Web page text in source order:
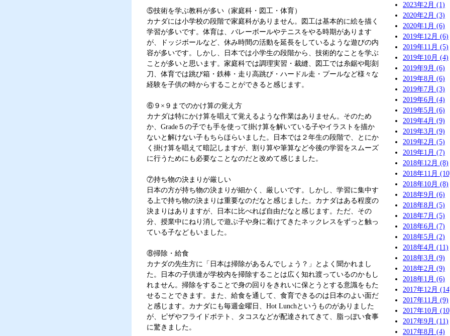
⑤技術を学ぶ教科が多い（家庭科・図工・体育）
カナダには小学校の段階で家庭科がありません。図工は基本的に絵を描く
学習が多いです。体育は、バレーボールやテニスをやる時期があります
が、ドッジボールなど、休み時間の活動を延長をしているような遊びの内
容が多いです。しかし、日本では小学生の段階から、技術的なことを学ぶ
ことが多いと思います。家庭科では調理実習・裁縫、図工では糸鋸や彫刻
刀、体育では跳び箱・鉄棒・走り高跳び・ハードル走・プールなど様々な
経験を子供の時からすることができると感じます。
⑥９×９までのかけ算の覚え方
カナダは特にかけ算を唱えて覚えるような作業はありません。そのため
か、Grade５の子でも手を使って掛け算を解いている子やイラストを描か
ないと解けない子もちらほらいました。日本では２年生の段階で、とにか
く掛け算を唱えて暗記しますが、割り算や筆算など今後の学習をスムーズ
に行うためにも必要なことなのだと改めて感じました。
⑦持ち物の決まりが厳しい
日本の方が持ち物の決まりが細かく、厳しいです。しかし、学習に集中す
る上で持ち物の決まりは重要なのだなと感じました。カナダはある程度の
決まりはありますが、日本に比べれば自由だなと感じます。ただ、その
分、授業中にねり消しで遊ぶ子や身に着けてきたネックレスをずっと触っ
ている子などもいました。
⑧掃除・給食
カナダの先生方に「日本は掃除があるんでしょう？」とよく聞かれまし
た。日本の子供達が学校内を掃除することは広く知れ渡っているのかもし
れません。掃除をすることで身の回りをきれいに保とうとする意識をもた
せることできます。また、給食を通して、食育できるのは日本のよい面だ
と感じます。カナダにも毎週金曜日、Hot Lunchというものがありました
が、ピザやフライドポテト、タコスなどが配達されてきて、脂っぽい食事
に驚きました。
2023年2月 (1)
2020年2月 (3)
2020年1月 (6)
2019年12月 (6)
2019年11月 (5)
2019年10月 (4)
2019年9月 (6)
2019年8月 (6)
2019年7月 (3)
2019年6月 (4)
2019年5月 (6)
2019年4月 (9)
2019年3月 (9)
2019年2月 (5)
2019年1月 (7)
2018年12月 (8)
2018年11月
2018年10月 (8)
2018年9月 (6)
2018年8月 (5)
2018年7月 (5)
2018年6月 (7)
2018年5月 (2)
2018年4月 (11)
2018年3月 (9)
2018年2月 (9)
2018年1月 (6)
2017年12月
2017年11月 (9)
2017年10月
2017年9月 (11)
2017年8月 (4)